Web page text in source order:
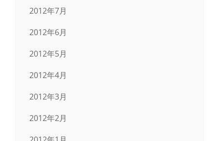
2012年7月
2012年6月
2012年5月
2012年4月
2012年3月
2012年2月